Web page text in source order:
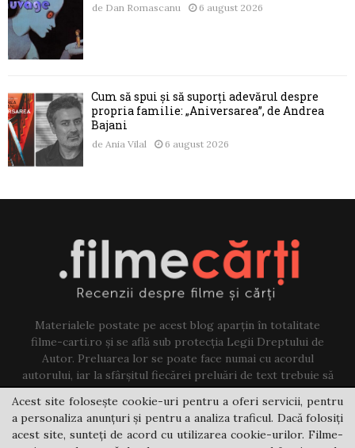
de Dan Romascanu 6 august 2026
Cum să spui și să suporți adevărul despre
propria familie: „Aniversarea”, de Andrea
Bajani
de Ania Vilal 6 august 2026
Materialele postate pe acest blog aparțin în totalitate
filme-carti.ro și se află sub protecția Legii Dreptului de
Autor. Preluarea lor se poate face numai cu acordul
autorului, iar la sfârșitul fiecărei preluări de text trebuie să
existe un link către acest blog.
Contact us:jovi@filme-carti.ro
Acest site folosește cookie-uri pentru a oferi servicii, pentru
a personaliza anunțuri și pentru a analiza traficul. Dacă folosiți
acest site, sunteți de acord cu utilizarea cookie-urilor. Filme-